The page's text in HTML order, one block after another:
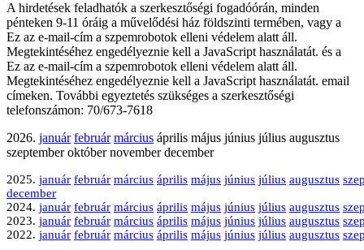
A hirdetések feladhatók a szerkesztőségi fogadóórán, minden
pénteken 9-11 óráig a művelődési ház földszinti termében, vagy a
Ez az e-mail-cím a szpemrobotok elleni védelem alatt áll.
Megtekintéséhez engedélyeznie kell a JavaScript használatát. és a
Ez az e-mail-cím a szpemrobotok elleni védelem alatt áll.
Megtekintéséhez engedélyeznie kell a JavaScript használatát. email
címeken. További egyeztetés szükséges a szerkesztőségi
telefonszámon: 70/673-7618
2026. január február március április május június július augusztus
szeptember október november december
2025. január február március április május június július augusztus
december
2024. január február március április május június július augusztus
2023. január február március április május június július augusztus
2022. január február március április május június július augusztus